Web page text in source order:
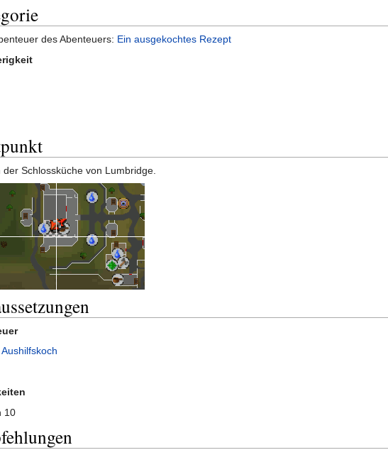
des Abenteuers: Ein ausgekochtes Rezept
der Schlossküche von Lumbridge.
Aushilfskoch
10